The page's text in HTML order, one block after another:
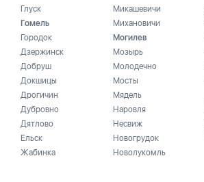
Глуск
Гомель
Городок
Дзержинск
Добруш
Докшицы
Дрогичин
Дубровно
Дятлово
Ельск
Жабинка
Микашевичи
Михановичи
Могилев
Мозырь
Молодечно
Мосты
Мядель
Наровля
Несвиж
Новогрудок
Новолукомль